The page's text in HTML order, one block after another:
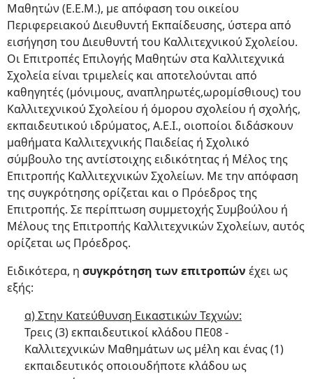
Μαθητών (Ε.Ε.Μ.), με απόφαση του οικείου
Περιφερειακού Διευθυντή Εκπαίδευσης, ύστερα από
εισήγηση του Διευθυντή του Καλλιτεχνικού Σχολείου.
Οι Επιτροπές Επιλογής Μαθητών στα Καλλιτεχνικά
Σχολεία είναι τριμελείς και αποτελούνται από
καθηγητές (μόνιμους, αναπληρωτές,ωρομίσθιους) του
Καλλιτεχνικού Σχολείου ή όμορου σχολείου ή σχολής,
εκπαιδευτικού ιδρύματος, Α.Ε.Ι., οιοποίοι διδάσκουν
μαθήματα Καλλιτεχνικής Παιδείας ή Σχολικό
σύμβουλο της αντίστοιχης ειδικότητας ή Μέλος της
Επιτροπής Καλλιτεχνικών Σχολείων. Με την απόφαση
της συγκρότησης ορίζεται και ο Πρόεδρος της
Επιτροπής. Σε περίπτωση συμμετοχής Συμβούλου ή
Μέλους της Επιτροπής Καλλιτεχνικών Σχολείων, αυτός
ορίζεται ως Πρόεδρος.
Ειδικότερα, η συγκρότηση των επιτροπών έχει ως
εξής:
α) Στην Κατεύθυνση Εικαστικών Τεχνών:
Τρεις (3) εκπαιδευτικοί κλάδου ΠΕ08 -
Καλλιτεχνικών Μαθημάτων ως μέλη και ένας (1)
εκπαιδευτικός οποιουδήποτε κλάδου ως